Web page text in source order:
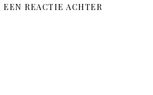
EEN REACTIE ACHTER